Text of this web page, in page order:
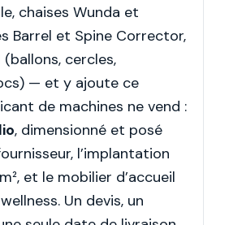
chaises Wunda et
Barrel et Spine Corrector,
cercles,
— et y ajoute ce
de machines ne vend :
, dimensionné et posé
l’implantation
et le mobilier d’accueil
Un devis, un